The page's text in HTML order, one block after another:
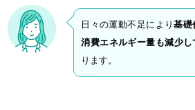
日々の運動不足により基礎
消費エネルギー量も減少し
ります。